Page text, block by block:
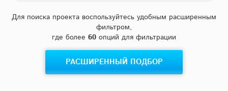
Для поиска проекта воспользуйтесь удобным расширенным
фильтром,
где более 60 опций для фильтрации
РАСШИРЕННЫЙ ПОДБОР